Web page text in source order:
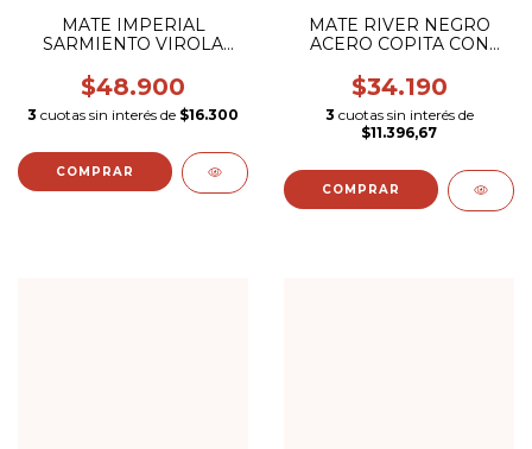
MATE IMPERIAL
SARMIENTO VIROLA
$48.900
3 cuotas sin interés de $16.300
COMPRAR
MATE RIVER NEGRO
ACERO COPITA CON
COLOR)
$34.190
3 cuotas sin interés de
$11.396,67